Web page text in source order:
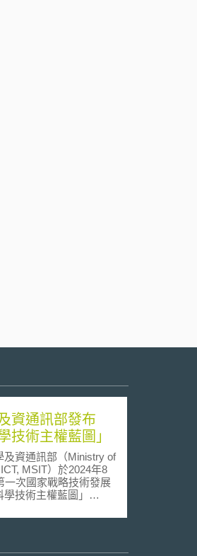
資通訊部發布
技術主權藍圖」
資通訊部（Ministry of
MSIT）於2024年8
一次國家戰略技術發展
技術主權藍圖」
National S&T
（下稱科技主權藍